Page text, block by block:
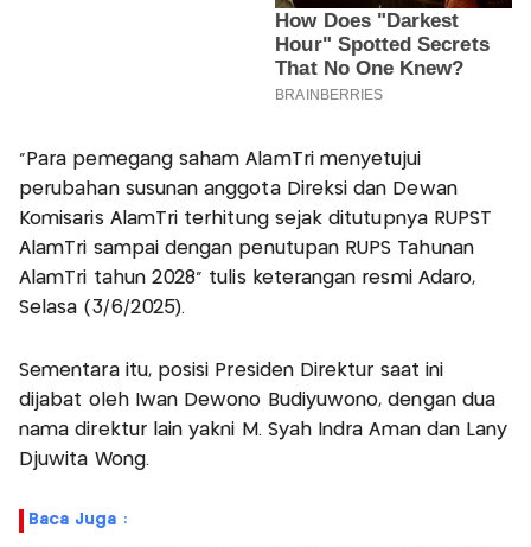
"Para pemegang saham AlamTri menyetujui
perubahan susunan anggota Direksi dan Dewan
Komisaris AlamTri terhitung sejak ditutupnya RUPST
AlamTri sampai dengan penutupan RUPS Tahunan
AlamTri tahun 2028" tulis keterangan resmi Adaro,
Selasa (3/6/2025).
Sementara itu, posisi Presiden Direktur saat ini
dijabat oleh Iwan Dewono Budiyuwono, dengan dua
nama direktur lain yakni M. Syah Indra Aman dan Lany
Djuwita Wong.
Baca Juga :